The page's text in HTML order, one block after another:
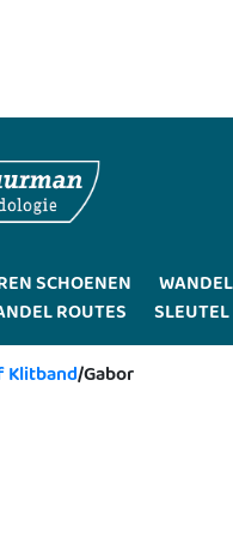
SCHOENEN
ROUTES
Klitband/Gabor